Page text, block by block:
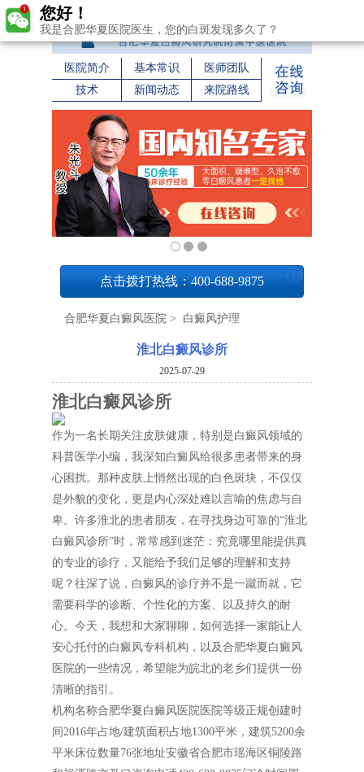
医院简介 基本常识
医师团队
技术
新闻动态 来院路线
点击拨打热线：400-688-9875
合肥华夏白癜风医院 > 白癜风护理
淮北白癜风诊所
2025-07-29
淮北白癜风诊所
作为一名长期关注皮肤健康，特别是白癜风领域的
科普医学小编，我深知白癜风给很多患者带来的身
心困扰。那种皮肤上悄然出现的白色斑块，不仅仅
是外貌的变化，更是内心深处难以言喻的焦虑与自
卑。许多淮北的患者朋友，在寻找身边可靠的“淮北
白癜风诊所”时，常常感到迷茫：究竟哪里能提供真
的专业的诊疗，又能给予我们足够的理解和支持
呢？往深了说，白癜风的诊疗并不是一蹴而就，它
需要科学的诊断、个性化的方案、以及持久的耐
心。今天，我想和大家聊聊，如何选择一家能让人
安心托付的白癜风专科机构，以及合肥华夏白癜风
医院的一些情况，希望能为皖北的老乡们提供一份
清晰的指引。
机构名称合肥华夏白癜风医院医院等级正规创建时
间2016年占地/建筑面积占地1300平米，建筑5200余
平米床位数量76张地址安徽省合肥市瑶海区铜陵路
您好！
我是合肥华夏医院医生，您的白斑发现多久了？